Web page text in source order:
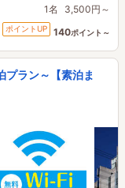
1名 3,500円～
ポイントUP 140ポイント～
ラン～【素泊ま